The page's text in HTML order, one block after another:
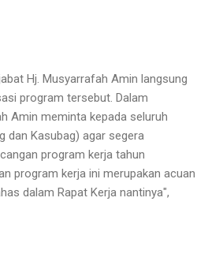
Hj. Musyarrafah Amin langsung
program tersebut. Dalam
Amin meminta kepada seluruh
dan Kasubag) agar segera
program kerja tahun
program kerja ini merupakan acuan
dalam Rapat Kerja nantinya",